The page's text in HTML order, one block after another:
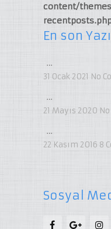
content/
En son
…
31 Ocak 2021 No
…
21 Mayıs 2020
…
22 Kasım 2016 8
Sosyal